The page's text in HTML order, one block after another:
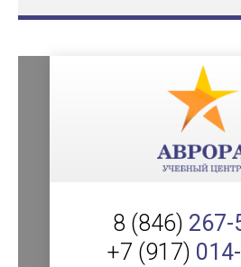
8 (846) 267-
+7 (917)